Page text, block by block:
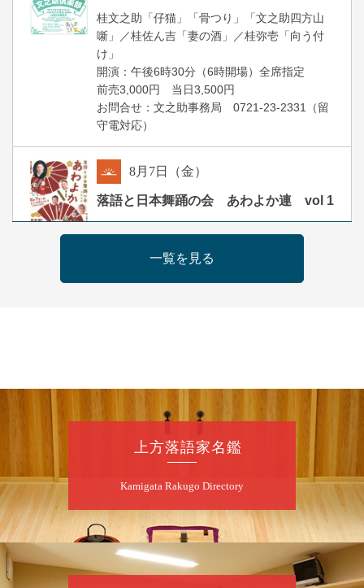
桂文之助「仔猫」「骨つり」「文之助四方山
噺」／桂佐ん吉「妻の酒」／桂弥壱「向う付
け」
開演：午後6時30分（6時開場）全席指定
前売3,000円 当日3,500円
お問合せ：文之助事務局 0721-23-2331（留
守電対応）
8月 7日（金）
落語と日本舞踊の会 あわよか連 vol 1
開演：午前10時（9時30分開場）
前売2,500円 当日3,000円
桂二豆／露の瑞／桂きん太郎／いわみせいじ
（似顔絵）／笑福亭笑利／桂文太～仲入～露
の眞／笑福亭仁福／幸助福助（漫才）／桂春
★菟道亭 配信あり
8月7日（金）
噺家が落語と芝居をしてみる会
一覧を見る
上方落語家名鑑
Kamigata Rakugo Directory